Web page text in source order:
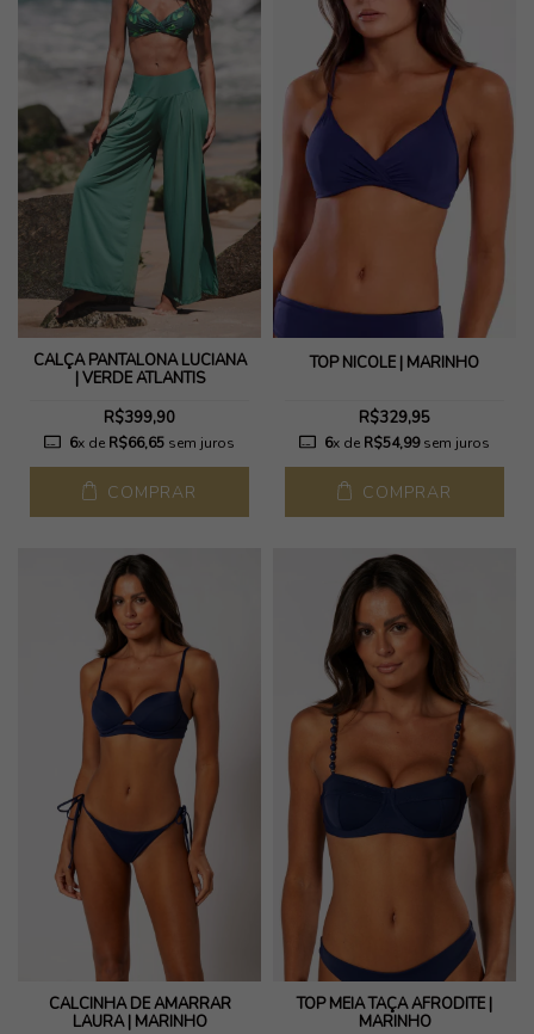
CALÇA PANTALONA LUCIANA
| VERDE ATLANTIS
R$399,90
6x de R$66,65sem juros
COMPRAR
TOP NICOLE | MARINHO
R$329,95
6x de R$54,99sem juros
COMPRAR
CALCINHA DE AMARRAR
LAURA | MARINHO
TOP MEIA TAÇA AFRODITE |
MARINHO